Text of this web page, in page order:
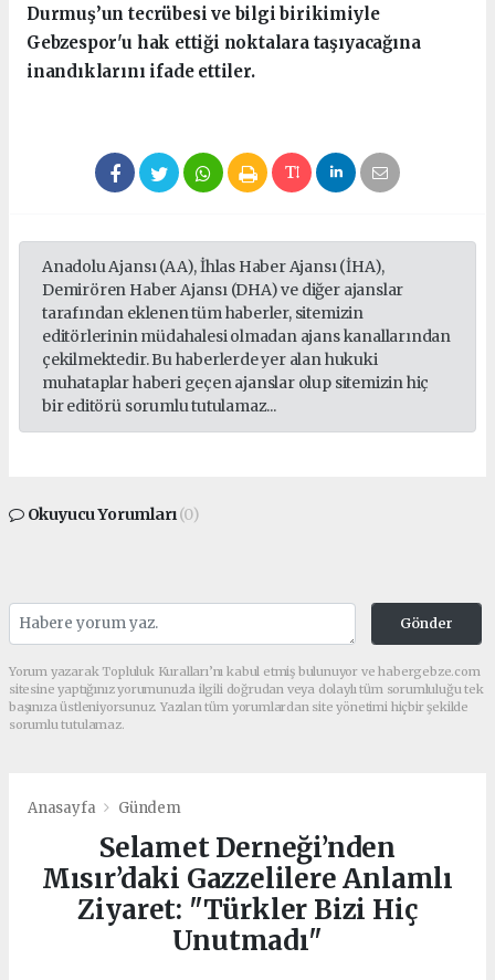
Durmuş’un tecrübesi ve bilgi birikimiyle
Gebzespor'u hak ettiği noktalara taşıyacağına
inandıklarını ifade ettiler.
Anadolu Ajansı (AA), İhlas Haber Ajansı (İHA),
Demirören Haber Ajansı (DHA) ve diğer ajanslar
tarafından eklenen tüm haberler, sitemizin
editörlerinin müdahalesi olmadan ajans kanallarından
çekilmektedir. Bu haberlerde yer alan hukuki
muhataplar haberi geçen ajanslar olup sitemizin hiç
bir editörü sorumlu tutulamaz...
Okuyucu Yorumları(0)
Gönder
Yorum yazarak Topluluk Kuralları’nı kabul etmiş bulunuyor ve habergebze.com
sitesine yaptığınız yorumunuzla ilgili doğrudan veya dolaylı tüm sorumluluğu tek
başınıza üstleniyorsunuz. Yazılan tüm yorumlardan site yönetimi hiçbir şekilde
sorumlu tutulamaz.
Anasayfa Gündem
Selamet Derneği’nden
Mısır’daki Gazzelilere Anlamlı
Ziyaret: "Türkler Bizi Hiç
Unutmadı"